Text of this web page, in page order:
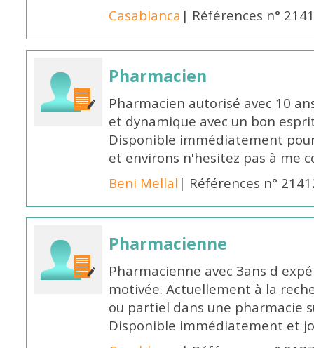
Casablanca | Références n°
Pharmacien
Pharmacien autorisé avec 10
et dynamique avec un bon
Disponible immédiatement
et environs n'hesitez pas à me
Beni Mellal | Références n°
Pharmacienne
Pharmacienne avec 3ans d
motivée. Actuellement à la
ou partiel dans une pharmacie
Disponible immédiatement et